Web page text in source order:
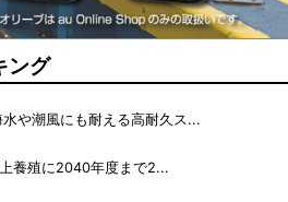
ング
や潮風にも耐える高耐久ス...
養殖に2040年度まで2...